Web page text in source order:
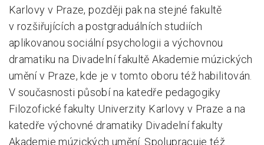
Karlovy v Praze, později pak na stejné fakultě
v rozšiřujících a postgraduálních studiích
aplikovanou sociální psychologii a výchovnou
dramatiku na Divadelní fakultě Akademie múzických
umění v Praze, kde je v tomto oboru též habilitován.
V současnosti působí na katedře pedagogiky
Filozofické fakulty Univerzity Karlovy v Praze a na
katedře výchovné dramatiky Divadelní fakulty
Akademie múzických umění. Spolupracuje též